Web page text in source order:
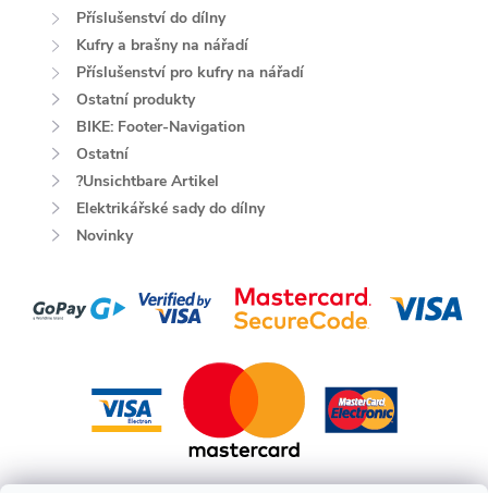
Příslušenství do dílny
Kufry a brašny na nářadí
Příslušenství pro kufry na nářadí
Ostatní produkty
BIKE: Footer-Navigation
Ostatní
?Unsichtbare Artikel
Elektrikářské sady do dílny
Novinky